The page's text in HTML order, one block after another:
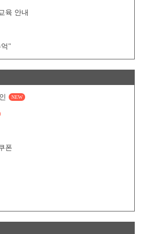
육 안내
"
NEW
폰